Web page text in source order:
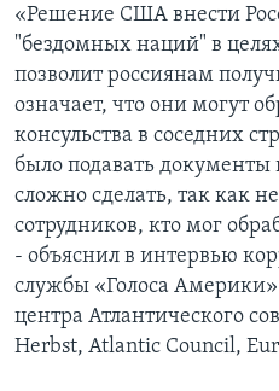
«Решение США внести
"бездомных наций" в
позволит россиянам
означает, что они могут
консульства в соседних
было подавать документы
сложно сделать, так как
сотрудников, кто мог
- объяснил в интервью
службы «Голоса
центра Атлантического
Herbst, Atlantic Council,